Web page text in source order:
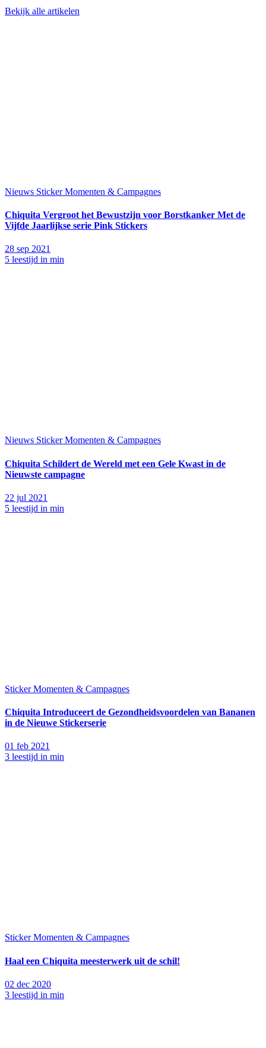
Bekijk alle artikelen
Nieuws Sticker Momenten & Campagnes
Chiquita Vergroot het Bewustzijn voor Borstkanker Met de
Vijfde Jaarlijkse serie Pink Stickers
28 sep 2021
5 leestijd in min
Nieuws Sticker Momenten & Campagnes
Chiquita Schildert de Wereld met een Gele Kwast in de
Nieuwste campagne
22 jul 2021
5 leestijd in min
Sticker Momenten & Campagnes
Chiquita Introduceert de Gezondheidsvoordelen van Bananen
in de Nieuwe Stickerserie
01 feb 2021
3 leestijd in min
Sticker Momenten & Campagnes
Haal een Chiquita meesterwerk uit de schil!
02 dec 2020
3 leestijd in min